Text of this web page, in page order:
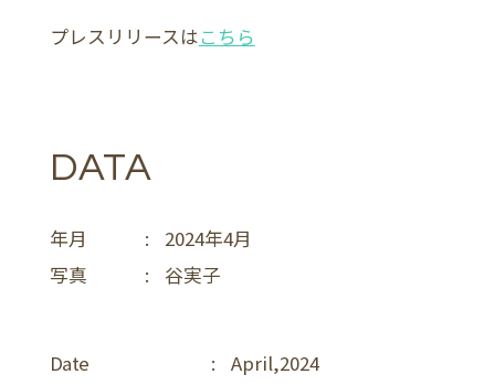
プレスリリースはこちら
DATA
年月 :
2024年4月
写真
: 谷実子
Date :
April,2024